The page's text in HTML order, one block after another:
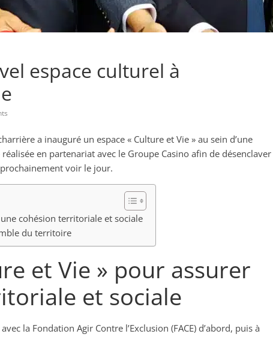
espace culturel à
a inauguré un espace « Culture et Vie » au sein d’une
en partenariat avec le Groupe Casino afin de désenclaver
voir le jour.
cohésion territoriale et sociale
du territoire
et Vie » pour assurer
et sociale
la Fondation Agir Contre l’Exclusion (FACE) d’abord, puis à